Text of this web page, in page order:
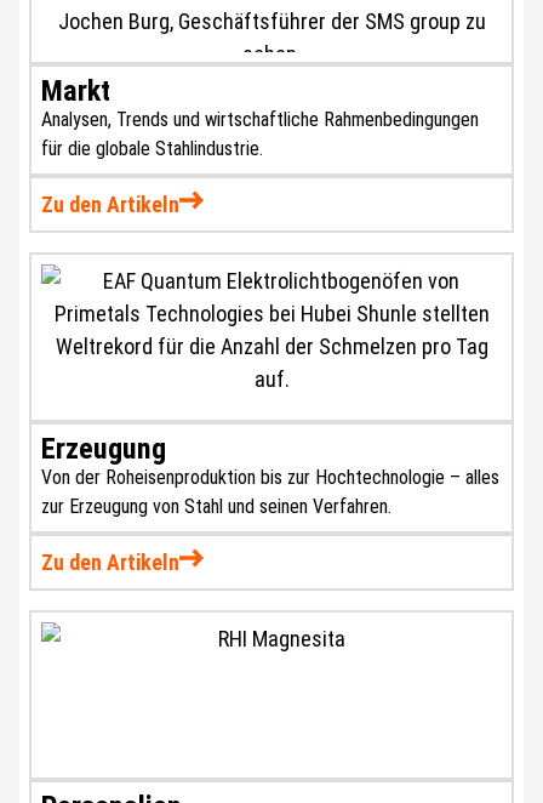
Markt
Analysen, Trends und wirtschaftliche Rahmenbedingungen
für die globale Stahlindustrie.
Zu den Artikeln
Erzeugung
Von der Roheisenproduktion bis zur Hochtechnologie – alles
zur Erzeugung von Stahl und seinen Verfahren.
Zu den Artikeln